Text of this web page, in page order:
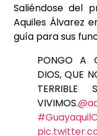
Saliéndose del
Aquiles Álvarez
guía para sus
PONGO A
DIOS, QUE
VIVIMOS.